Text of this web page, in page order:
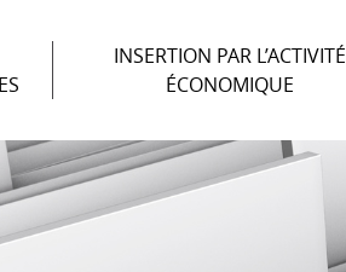
INSERTION PAR L’ACTIVITÉ
ÉCONOMIQUE